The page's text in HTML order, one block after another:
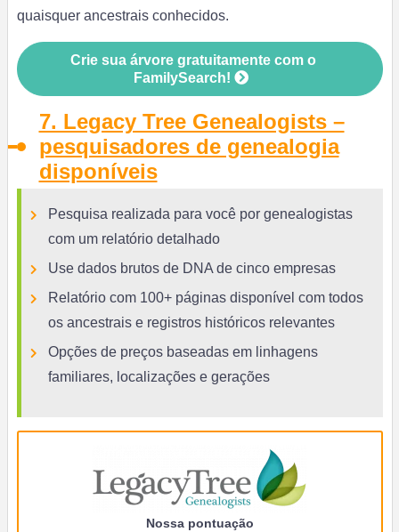
quaisquer ancestrais conhecidos.
Crie sua árvore gratuitamente com o
FamilySearch!
7. Legacy Tree Genealogists –
pesquisadores de genealogia
disponíveis
Pesquisa realizada para você por genealogistas
com um relatório detalhado
Use dados brutos de DNA de cinco empresas
Relatório com 100+ páginas disponível com todos
os ancestrais e registros históricos relevantes
Opções de preços baseadas em linhagens
familiares, localizações e gerações
Nossa pontuação